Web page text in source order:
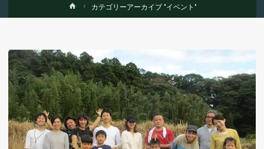
ホ
ー
カテゴリーアーカイブ "イベント"